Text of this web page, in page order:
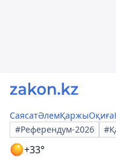
СаясатӘлемҚаржыОқиға
#Референдум-2026
+33°